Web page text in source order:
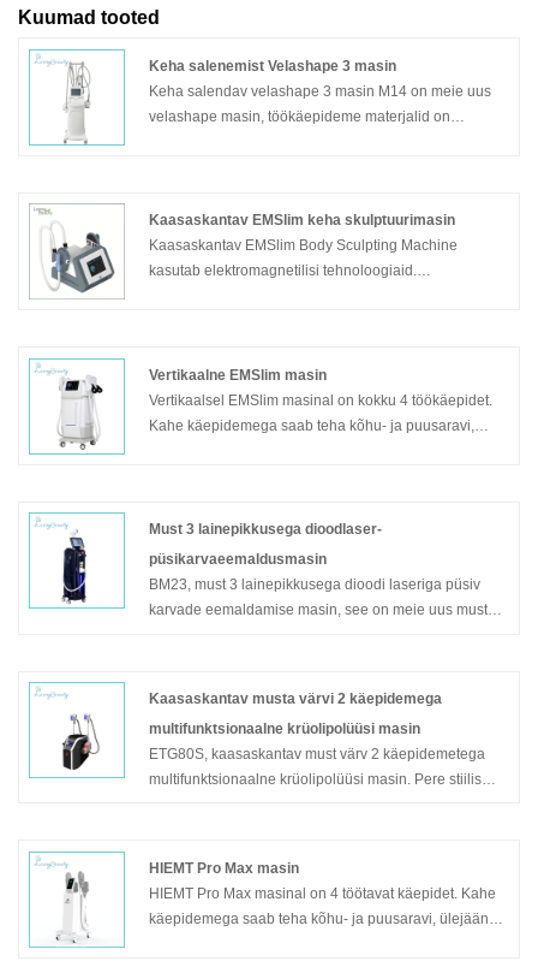
Kuumad tooted
Keha salenemist Velashape 3 masin
Keha salendav velashape 3 masin M14 on meie uus
velashape masin, töökäepideme materjalid on
kokku 4 töökäepidet erinevate raviosade jaoks, väga
intelligentsed töökäepidemed ja operatsioonisüsteem.
Ootan teie päringut, tänan teid.
Kaasaskantav EMSlim keha skulptuurimasin
Kaasaskantav EMSlim Body Sculpting Machine
kasutab elektromagnetilisi tehnoloogiaid.
Machine on üks kuluefektiivsemaid masinaid ja hind
on alla 2000 USD.
Vertikaalne EMSlim masin
Vertikaalsel EMSlim masinal on kokku 4 töökäepidet.
Kahe käepidemega saab teha kõhu- ja puusaravi,
Must 3 lainepikkusega dioodlaser-
püsikarvaeemaldusmasin
BM23, must 3 lainepikkusega dioodi laseriga püsiv
karvade eemaldamise masin, see on meie uus must
Kaasaskantav musta värvi 2 käepidemega
multifunktsionaalne krüolipolüüsi masin
ETG80S, kaasaskantav must värv 2 käepidemetega
multifunktsionaalne krüolipolüüsi masin. Pere stiilis
HIEMT Pro Max masin
HIEMT Pro Max masinal on 4 töötavat käepidet. Kahe
käepidemega saab teha kõhu- ja puusaravi, ülejäänud